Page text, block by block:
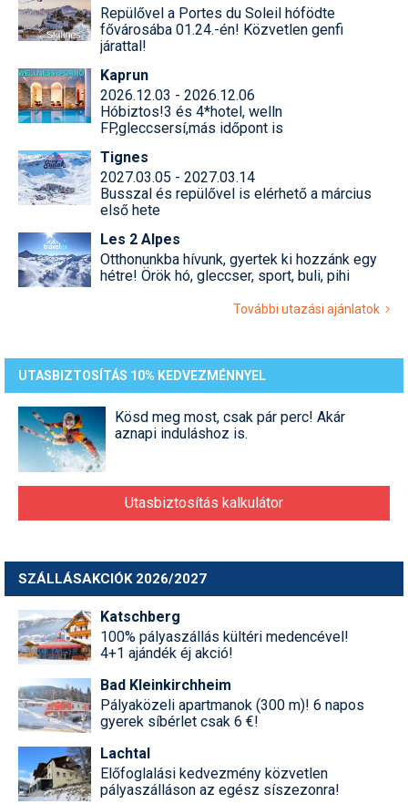
Repülővel a Portes du Soleil hófödte
fővárosába 01.24.-én! Közvetlen genfi
járattal!
Kaprun
2026.12.03 - 2026.12.06
Hóbiztos!3 és 4*hotel, welln
FP,gleccsersí,más időpont is
Tignes
2027.03.05 - 2027.03.14
Busszal és repülővel is elérhető a március
első hete
Les 2 Alpes
Otthonunkba hívunk, gyertek ki hozzánk egy
hétre! Örök hó, gleccser, sport, buli, pihi
További utazási ajánlatok
UTASBIZTOSÍTÁS 10% KEDVEZMÉNNYEL
Kösd meg most, csak pár perc! Akár
aznapi induláshoz is.
Utasbiztosítás kalkulátor
SZÁLLÁSAKCIÓK 2026/2027
Katschberg
100% pályaszállás kültéri medencével!
4+1 ajándék éj akció!
Bad Kleinkirchheim
Pályaközeli apartmanok (300 m)! 6 napos
gyerek síbérlet csak 6 €!
Lachtal
Előfoglalási kedvezmény közvetlen
pályaszálláson az egész síszezonra!